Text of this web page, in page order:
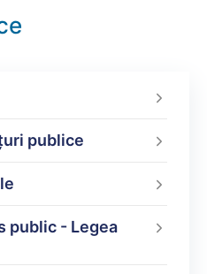
publice
public - Legea